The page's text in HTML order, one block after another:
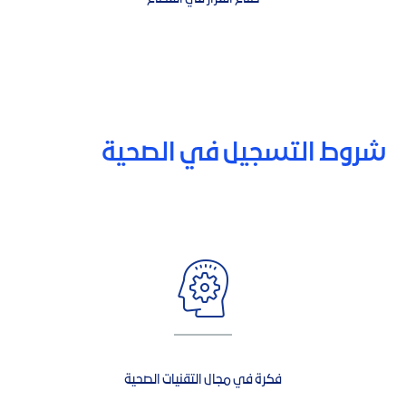
شروط التسجيل في الصحية
فكرة في مجال التقنيات الصحية